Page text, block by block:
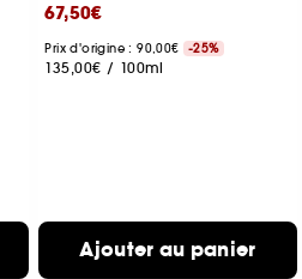
67,50€
Prix d'origine : 90,00€ -25%
135,00€ / 100ml
Ajouter au panier